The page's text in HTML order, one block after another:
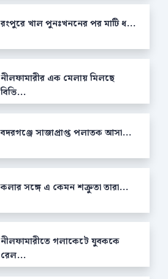
রংপুরে খাল পুনঃখননের পর মাটি ধ...
নীলফামারীর এক মেলায় মিলছে
বিভি...
বদরগঞ্জে সাজাপ্রাপ্ত পলাতক আসা...
কলার সঙ্গে এ কেমন শক্রুতা তারা...
নীলফামারীতে গলাকেটে যুবককে
রেল...